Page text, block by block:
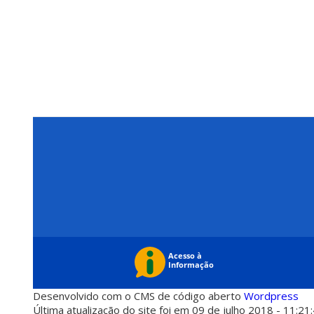
Desenvolvido com o CMS de código aberto Wordpress
Última atualização do site foi em 09 de julho 2018 -